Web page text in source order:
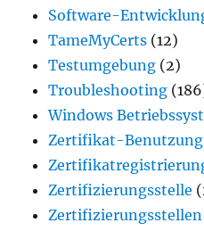
Software-
TameMyCerts (12)
Testumgebung (2)
Troubleshooting
Windows
Zertifikat-Benutzung
Zertifizierungsstelle